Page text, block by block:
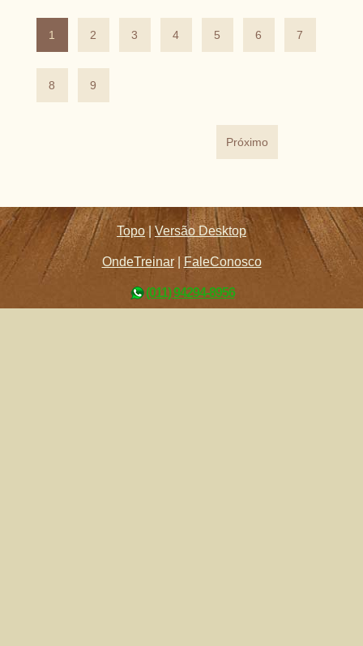
1 2 3 4 5 6 7
8 9
Próximo
Topo |Versão Desktop
OndeTreinar| FaleConosco
(011) 94294-8956